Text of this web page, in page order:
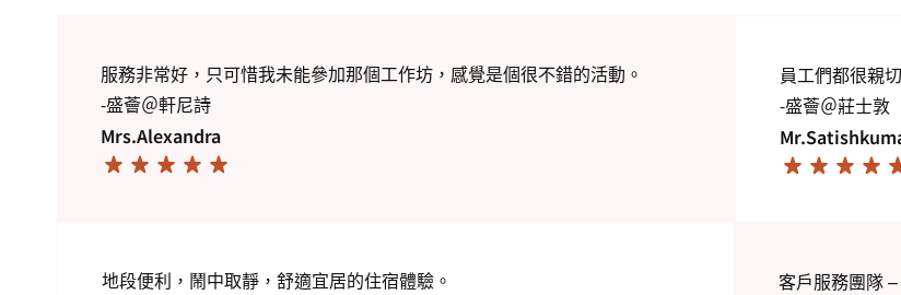
服務非常好，只可惜我未能參加那個工作坊，感覺是個很不錯的活動。
-盛薈＠軒尼詩
Mrs.Alexandra
地段便利，鬧中取靜，舒適宜居的住宿體驗。
員工們都很親
-盛薈＠莊士敦
客戶服務團隊